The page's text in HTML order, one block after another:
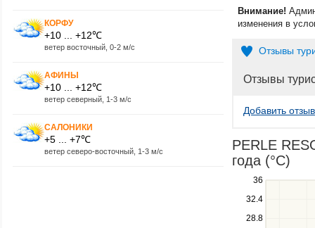
КОРФУ
+10 ... +12℃
ветер восточный, 0-2 м/с
АФИНЫ
+10 ... +12℃
ветер северный, 1-3 м/с
САЛОНИКИ
+5 ... +7℃
ветер северо-восточный, 1-3 м/с
Внимание!
изменения в
Отзывы
Отзывы
Добавить отзыв
PERLE
года (°C)
28.8
32.4
36
Use
the
and